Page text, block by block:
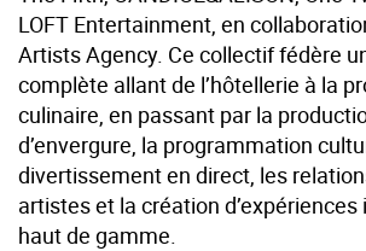
LOFT Entertainment, en
Artists Agency. Ce collectif fédère
complète allant de l’hôtellerie à la
culinaire, en passant par la
d’envergure, la programmation
divertissement en direct, les
artistes et la création
haut de gamme.